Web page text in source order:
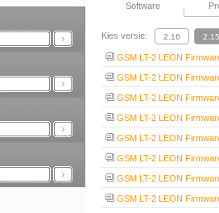
Software
Kies versie:
GSM LT-2 LEON
GSM LT-2 LEON
GSM LT-2 LEON
GSM LT-2 LEON
GSM LT-2 LEON
GSM LT-2 LEON
GSM LT-2 LEON
GSM LT-2 LEON